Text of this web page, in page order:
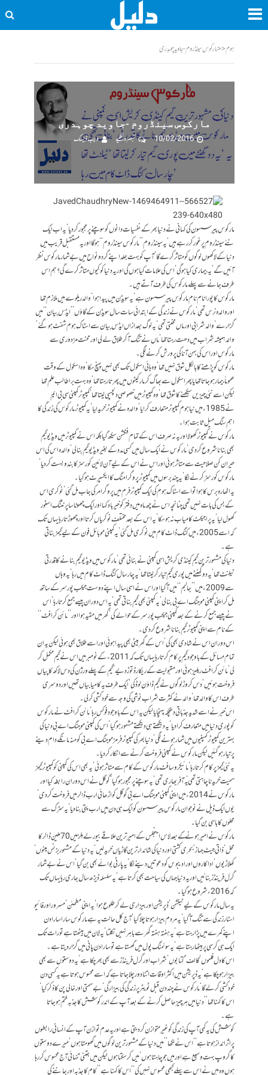
ہوم<<مارکوس سینڈروم -جاوید چوہدری
مارکوس سینڈروم -جاوید چوہدری
10/02/2016
تبصرہ لکھیے ویب ڈیسک
مارکوس پیرسسون کی کہانی نے دنیا بھر کے نفسیات دانوں کو سوچنے پر مجبور کر دیا‘ یہ اب ایک
نئے سینڈروم پر غور کر رہے ہیں‘ یہ سینڈروم ’’مارکوس سینڈروم‘‘ ہو گا اور یہ مستقبل قریب میں
دنیا کے لاکھوں لوگوں کو متاثر کرے گا‘ آپ کو بہت جلد اپنے گردونواح میں بے شمار مارکوس نظر
آئیں گے‘ یہ بیماری کیا ہو گی‘ اس کی علامات کیا ہوں گی اور یہ دنیا کو کیوں متاثر کرے گی؟ ہم اس
طرف جانے سے پہلے مارکوس کی طرف آتے ہیں۔
مارکوس کا پورا نام نام مارکوس پیرسسون ہے‘ یہ سویڈن میں پیدا ہوا‘ والد ریلوے میں ملازم تھا
اور والدہ نرس تھی‘ مارکوس نے زندگی کے ابتدائی سات سال سویڈن کے گاؤں ’’ایڈس بیان‘‘ میں
گزارے‘ والد شرابی اور ماں محنتی تھی‘ یہ لوگ بعد ازاں ایڈس بیان سے اسٹاک ہوم شفٹ ہو گئے‘
والد ہمیشہ شراب میں دھت رہتا تھا‘ ماں نے تنگ آ کر طلاق لے لی اور محنت مزدوری سے
مارکوس اور اس کی بہن آنا کی پرورش کرنے لگی۔
مارکوس کو پڑھنے کا بالکل شوق نہیں تھا‘ وہ ہائی اسکول تک بھی نہیں پہنچ سکا‘ وہ اسکول کے وقت
عموماً بیمار ہو جاتا تھا یا پھر اسکول سے بھاگ کر مارکیٹوں میں پھرتا رہتا تھا‘ وہ بہت برا طالب علم تھا
لیکن اسے نئی چیزیں سیکھنے کا شوق تھا‘ وہ کمپیوٹر میں خصوصی دلچسپی لیتا تھا‘ کمپیوٹر کمپنی سی بی ایم
نے 1985ء میں نیا ہوم کمپیوٹر متعارف کرایا‘ والدہ نے کمپیوٹر خرید لیا‘ یہ کمپیوٹر مارکوس کی زندگی کا
اہم سنگ میل ثابت ہوا۔
مارکوس نے کمپیوٹر کھولا اور یہ نہ صرف اس کے تمام فنکشن سیکھ گیا بلکہ اس نے کمپیوٹر میں ویڈیو گیم
بھی بنانا شروع کر دی‘ مارکوس نے ایک سال میں کسی مدد کے بغیر ویڈیو گیم بنا لی‘ والدہ اس کی اس
حیران کن صلاحیت سے متاثر ہوئی اور اس نے اس کے لیے آن لائین کورسز کا بندوبست کر دیا‘
مارکوس کورسز کرنے لگا‘ یہ چند برسوں میں کمپیوٹر پروگرامنگ کا ایکسپرٹ ہو گیا۔
یہ اٹھارہ برس کا ہوا تو اسے اسٹاک ہوم کی ایک کمپیوٹر فرم میں پروگرامر کی جاب مل گئی‘ نوکری اس
کے بس کی بات نہیں تھی چنانچہ اس نے چھ ماہ میں دفتر کو خیر باد کہا اور ایک چھوٹا سا پرنٹنگ اسٹور
کھول لیا‘ یہ پراجیکٹ کامیاب نہ ہو سکا‘ یہ اس کے بعد مختلف نوکریاں کرتا اور چھوڑتا رہا یہاں تک
کہ اسے 2005ء میں کنگ ڈاٹ کام میں نوکری مل گئی‘ یہ کمپنی موبائل فون کے لیے گیمز بناتی
ہے۔
دنیا کی مشہور ترین گیم کینڈی کریش اسی کمپنی نے بنائی تھی‘ مارکوس میں ویڈیو گیم بنانے کا قدرتی
ٹیلنٹ تھا‘ یہ دو گھنٹے میں پوری گیم تیار کر لیتا تھا‘ یہ چار سال کنگ ڈاٹ کام میں رہا‘یہ وہاں
سے 2009ء میں ’’جالبم‘‘ میں آ گیا اور اس نے اسی سال اپنے دوست جیکب پورسر کے ساتھ
مل کر اپنی کمپنی موجنگ اے بی بنالی‘ یہ کمپنی بھی گیم بناتی تھی‘ یہ اس دوران پیسے جمع کرتا رہا‘ اس
نے پیسے جمع کرنے کے بعد کمپنی جیکب پورسر کے حوالے کی‘ گھر میں مقید ہوا اور ’’مائن کرافٹ‘‘
کے نام سے اپنی کمپیوٹر گیم بنانا شروع کر دی۔
اس دوران اس نے شادی بھی کی‘ اس کے گھر بیٹی بھی پیدا ہوئی اور اسے طلاق بھی ہوئی لیکن یہ ان
تمام مسائل کے باوجود گیم پر کام کرتا رہا یہاں تک کہ 2011ء کے نومبر میں اس نے گیم مکمل کر
لی‘ مائن کرافٹ ریلیز ہوئی اور مقبولیت کے ریکارڈ توڑ دیے‘ گیم کے پہلے ورژن کی دس لاکھ کاپیاں
فروخت ہوئیں‘ دس کروڑ لوگوں نے گیم ڈاؤن لوڈ کی‘ ایک طرف یہ کامیابیاں تھیں اور دوسری
طرف اس کا والد تھا‘ والد نے کثرت شراب نوشی کی وجہ سے خودکشی کر لی۔
اس خبر نے اسے شدید جذباتی دھچکہ پہنچایا لیکن یہ اس کے باوجود فوکس رہا‘ مائن کرافٹ نے مارکوس
کو پوری دنیا میں متعارف کرا دیا‘ یہ دیکھتے ہی دیکھتے مشہور ہو گیا‘ اس کی کمپنی موجنگ اے بی دنیا کی
بہترین کمپیوٹر کمپنیوں میں شمار ہونے لگی‘ دنیا بھر کی کمپیوٹر فرمز موجنگ اے بی کو منہ مانگے دام دینے
پر تیار ہو گئیں لیکن مارکوس نے کمپنی فروخت کرنے سے انکار کر دیا۔
یہ نئی گیمز پر کام کرتا رہا‘ مائیکرو سافٹ مارکوس کے کام سے متاثر ہوئی‘ یہ بھی اس کی کمپنی کو کمپیوٹر گیمز
سمیت خریدنا چاہتی تھی‘ یہ آفر بھاری تھی‘ یہ سوچنے پر مجبور ہو گیا‘ گوگل نے اس دوران رابطہ کیا اور
مارکوس نے 2014ء میں اپنی کمپنی موجنگ اے بی گوگل کو اڑھائی ارب ڈالر میں فروخت کر دی‘
یوں ایک ڈیل نے نوجوان مارکوس پیرسسون کو ایک ہی دن میں ارب پتی بنا دیا‘ یہ سڑک سے
محلوں کا باسی بن گیا۔
مارکوس نے امیر ہونے کے بعد لاس اینجلس کے امیر ترین علاقے بیورلے ہلز میں 70 ملین ڈالر کا
محل‘ ذاتی جیٹ جہاز‘ بحری کشتی اور دنیا کی شاندار ترین گاڑیاں خرید لیں‘ یہ دنیا کے مشہور بزنس مینوں‘
کھلاڑیوں‘ اداکاروں اور ادیبوںں کو دعوتیں دینے لگا‘ یہ پارٹی بوائے بھی بن گیا‘ اس نے بے شمار
گرل فرینڈز بنائیں اور یہ دنیا جہاں کی سیاحت بھی کرتا ہے‘ یہ سلسلہ ڈیڑھ سال جاری رہا یہاں تک
کہ 2016ء شروع ہوگیا۔
یہ سال مارکوس کے لیے ٹینشن‘ ڈپریشن اور بیزاری لے کر طلوع ہوا‘ یہ اپنی مطمئن‘ مسرور اور فائیو
اسٹار زندگی سے تنگ آ گیا‘ یہ مردم بیزار ہوتا چلا گیا‘ آج کل حالت یہ ہے مارکوس سارا سارا دن
اپنے کمرے میں پڑا رہتا ہے‘ یہ ہفتہ ہفتہ گھر سے باہر نہیں نکلتا‘ یہ لان میں بیٹھتا ہے تو رات تک
ایک ہی کرسی پر بیٹھا رہتا ہے‘ یہ سوئمنگ پول میں گھستا ہے تو سارا دن پانی میں گزار دیتا ہے۔
اس کا دل فلموں‘ گالف‘ کتابوں‘ شراب اور گرل فرینڈز سے بھی بھر چکا ہے‘ یہ دوستوں سے بھی
بیزار ہو چکا ہے‘ یہ ڈپریشن میں اکثر اوقات اتنا دور چلا جاتا ہے کہ اسے محسوس ہوتا ہے یہ کسی دن
خودکشی کر لے گا‘ مارکوس نے چند دن قبل ٹویٹر پر زندگی کی بیزارگی‘ بے سمتی اور خالی پن کا ذکر کیا‘
اس کا کہنا تھا ’’دنیا میں ہر چیز حاصل کرنے کے بعد آپ کے اندر کوشش کا جذبہ ختم ہو جاتا
ہے۔
کوشش کی یہ کمی آپ کی زندگی کو غیر متوازن کر دیتی ہے اور یہ عدم توازن آپ کے انسانی رابطوں
پر اثرانداز ہوتا ہے‘‘ اس نے لکھا ’’میں دنیا کے مشہور ترین لوگوں میں گھومتا ہوں‘ میرے دوستوں
کا گروپ بہت وسیع ہے اور میں جو چاہتا ہوں‘ میں کر سکتا ہوں لیکن میں جتنی تنہائی آج محسوس کر رہا
ہوں وہ میں نے اس سے پہلے کبھی محسوس نہیں کی‘‘ اس کا کہنا ہے ’’کام کا جذبہ اور جاننے کی